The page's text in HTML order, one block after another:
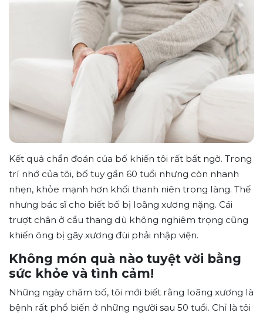
Kết quả chẩn đoán của bố khiến tôi rất bất ngờ. Trong
trí nhớ của tôi, bố tuy gần 60 tuổi nhưng còn nhanh
nhẹn, khỏe mạnh hơn khối thanh niên trong làng. Thế
nhưng bác sĩ cho biết bố bị loãng xương nặng. Cái
trượt chân ở cầu thang dù không nghiêm trọng cũng
khiến ông bị gãy xương đùi phải nhập viện.
Không món quà nào tuyệt vời bằng
sức khỏe và tình cảm!
Những ngày chăm bố, tôi mới biết rằng loãng xương là
bệnh rất phổ biến ở những người sau 50 tuổi. Chỉ là tôi